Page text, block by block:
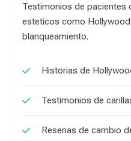
Testimonios de pacientes
esteticos como
blanqueamiento.
Historias de
Testimonios de
Resenas de cambio